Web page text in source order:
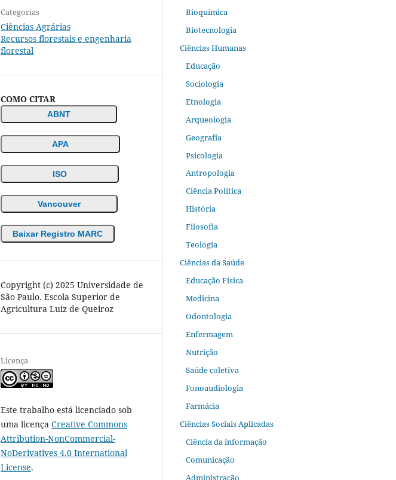
Categorias
Ciências Agrárias
Recursos florestais e engenharia
florestal
COMO CITAR
ABNT
APA
ISO
Vancouver
Baixar Registro MARC
Copyright (c) 2025 Universidade de
São Paulo. Escola Superior de
Agricultura Luiz de Queiroz
Licença
Este trabalho está licenciado sob
uma licença Creative Commons
Attribution-NonCommercial-
NoDerivatives 4.0 International
License.
Bioquímica
Biotecnologia
Ciências Humanas
Educação
Sociologia
Etnologia
Arqueologia
Geografia
Psicologia
Antropologia
Ciência Política
História
Filosofia
Teologia
Ciências da Saúde
Educação Física
Medicina
Odontologia
Enfermagem
Nutrição
Saúde coletiva
Fonoaudiologia
Farmácia
Ciências Sociais Aplicadas
Ciência da informação
Comunicação
Administração